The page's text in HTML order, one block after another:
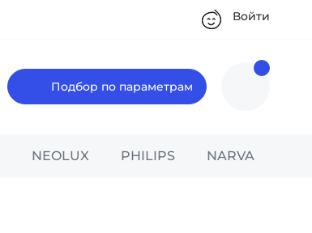
Подбор по параметрам
Войти
NEOLUX PHILIPS NARVA